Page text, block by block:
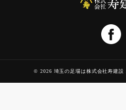
© 2026 埼玉の足場は株式会社寿建設